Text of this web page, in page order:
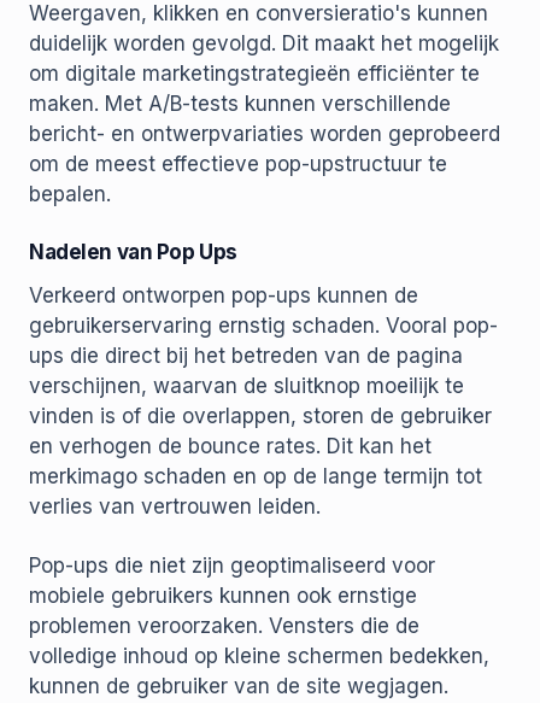
Weergaven, klikken en conversieratio's kunnen
duidelijk worden gevolgd. Dit maakt het mogelijk
om digitale marketingstrategieën efficiënter te
maken. Met A/B-tests kunnen verschillende
bericht- en ontwerpvariaties worden geprobeerd
om de meest effectieve pop-upstructuur te
bepalen.
Nadelen van Pop Ups
Verkeerd ontworpen pop-ups kunnen de
gebruikerservaring ernstig schaden. Vooral pop-
ups die direct bij het betreden van de pagina
verschijnen, waarvan de sluitknop moeilijk te
vinden is of die overlappen, storen de gebruiker
en verhogen de bounce rates. Dit kan het
merkimago schaden en op de lange termijn tot
verlies van vertrouwen leiden.
Pop-ups die niet zijn geoptimaliseerd voor
mobiele gebruikers kunnen ook ernstige
problemen veroorzaken. Vensters die de
volledige inhoud op kleine schermen bedekken,
kunnen de gebruiker van de site wegjagen.